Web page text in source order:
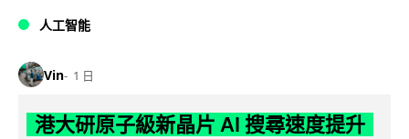
人工智能
Vin 1 日
港大研原子級新晶片 AI 搜尋速度提升